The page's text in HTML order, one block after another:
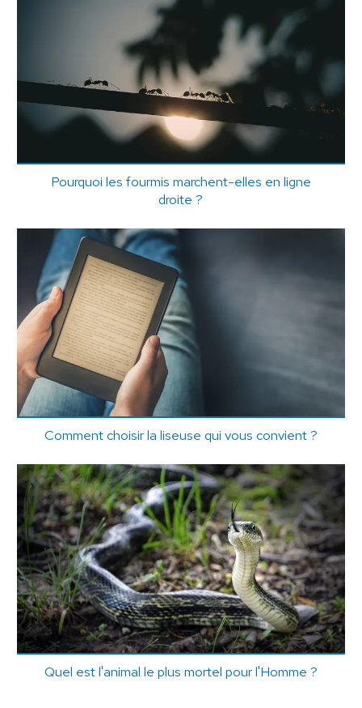
Pourquoi les fourmis marchent-elles en ligne
droite ?
Comment choisir la liseuse qui vous convient ?
Quel est l'animal le plus mortel pour l'Homme ?